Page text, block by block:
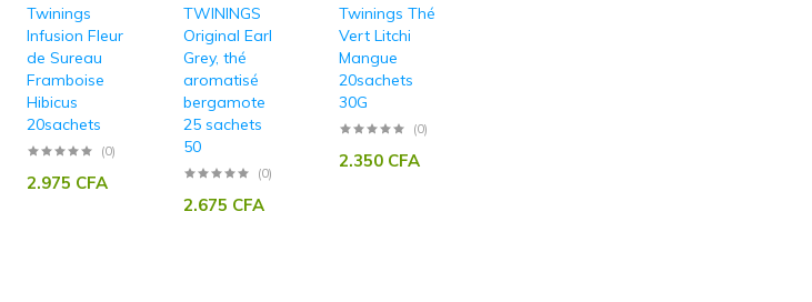
Twinings
Infusion Fleur
de Sureau
Framboise
Hibicus
20sachets
(0)
2.975 CFA
TWININGS
Original Earl
Grey, thé
aromatisé
bergamote
25 sachets
50
(0)
2.675 CFA
Twinings Thé
Vert Litchi
Mangue
20sachets
30G
(0)
2.350 CFA